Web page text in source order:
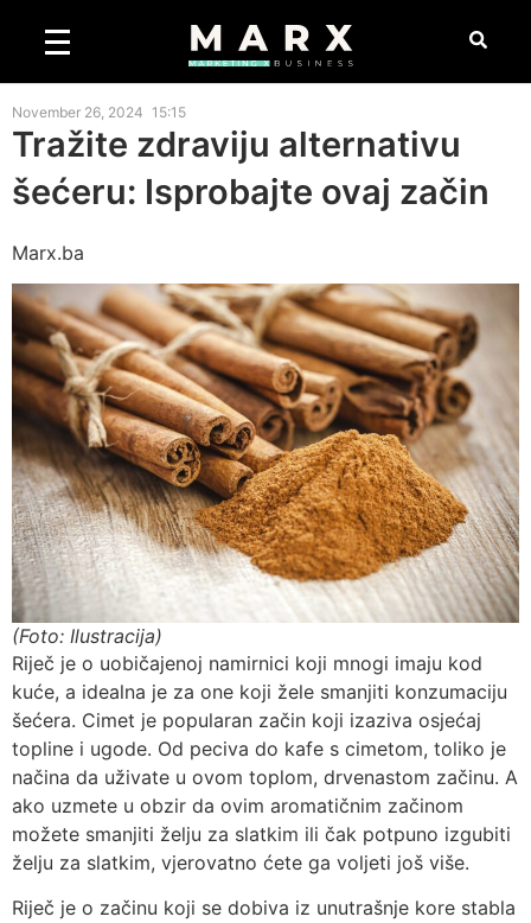
November 26, 2024 15:15
Tražite zdraviju alternativu
šećeru: Isprobajte ovaj začin
Marx.ba
(Foto: Ilustracija)
Riječ je o uobičajenoj namirnici koji mnogi imaju kod
kuće, a idealna je za one koji žele smanjiti konzumaciju
šećera. Cimet je popularan začin koji izaziva osjećaj
topline i ugode. Od peciva do kafe s cimetom, toliko je
načina da uživate u ovom toplom, drvenastom začinu. A
ako uzmete u obzir da ovim aromatičnim začinom
možete smanjiti želju za slatkim ili čak potpuno izgubiti
želju za slatkim, vjerovatno ćete ga voljeti još više.
Riječ je o začinu koji se dobiva iz unutrašnje kore stabla